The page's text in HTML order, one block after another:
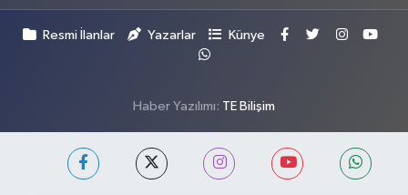
Resmi İlanlar Yazarlar Künye
Haber Yazılımı: TE Bilişim